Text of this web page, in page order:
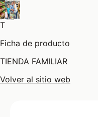
T
Ficha de producto
TIENDA FAMILIAR
Volver al sitio web